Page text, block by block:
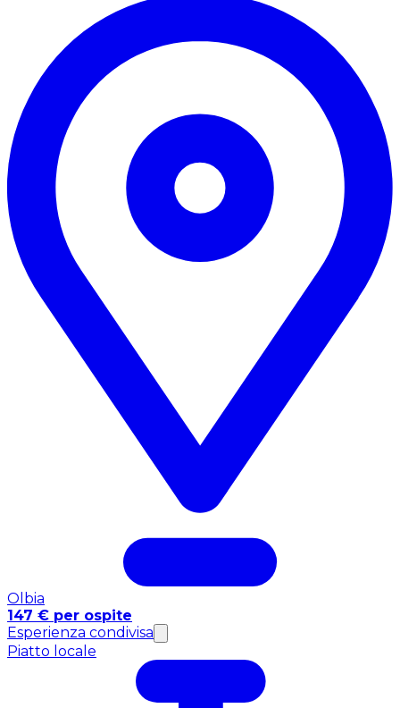
Olbia
147 € per ospite
Esperienza condivisa
Piatto locale